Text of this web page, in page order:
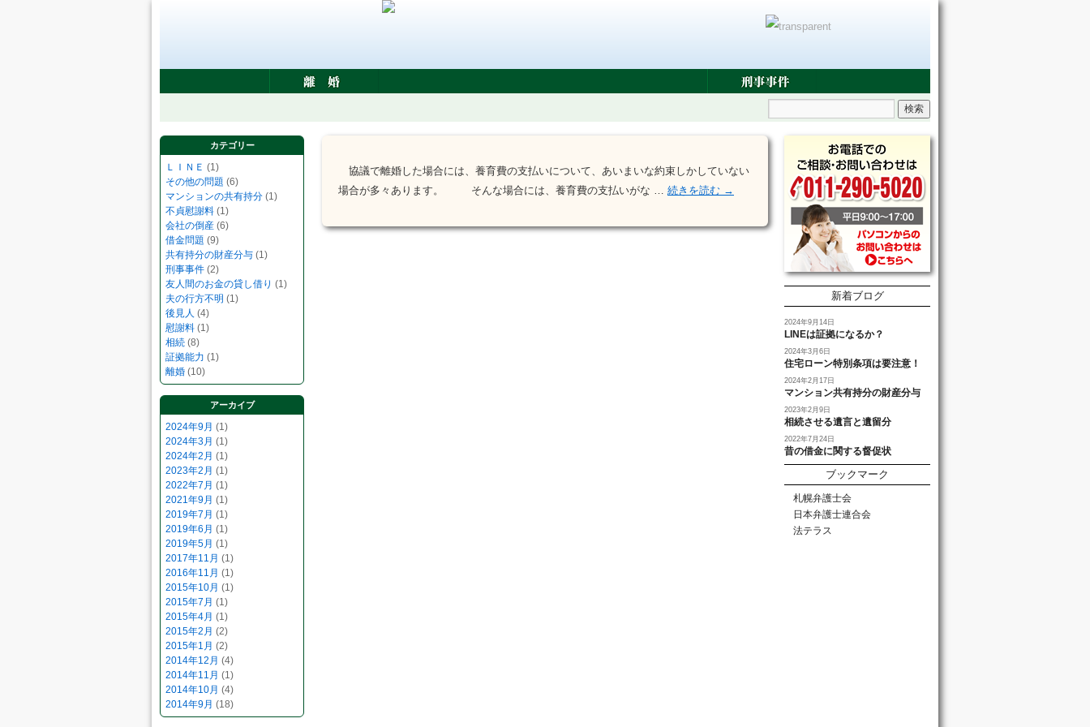
カテゴリー
ＬＩＮＥ (1)
その他の問題 (6)
マンションの共有持分 (1)
不貞慰謝料 (1)
会社の倒産 (6)
借金問題 (9)
共有持分の財産分与 (1)
刑事事件 (2)
友人間のお金の貸し借り (1)
夫の行方不明 (1)
後見人 (4)
慰謝料 (1)
相続 (8)
証拠能力 (1)
離婚 (10)
アーカイブ
2024年9月 (1)
2024年3月 (1)
2024年2月 (1)
2023年2月 (1)
2022年7月 (1)
2021年9月 (1)
2019年7月 (1)
2019年6月 (1)
2019年5月 (1)
2017年11月 (1)
2016年11月 (1)
2015年10月 (1)
2015年7月 (1)
2015年4月 (1)
2015年2月 (2)
2015年1月 (2)
2014年12月 (4)
2014年11月 (1)
2014年10月 (4)
2014年9月 (18)
協議で離婚した場合には、養育費の支払いについて、あいまいな約束しかしていない
場合が多々あります。 そんな場合には、養育費の支払いがな … 続きを読む →
新着ブログ
LINEは証拠になるか？
2024年9月14日
住宅ローン特別条項は要注意！
2024年3月6日
マンション共有持分の財産分与
2024年2月17日
相続させる遺言と遺留分
2023年2月9日
昔の借金に関する督促状
2022年7月24日
ブックマーク
札幌弁護士会
日本弁護士連合会
法テラス